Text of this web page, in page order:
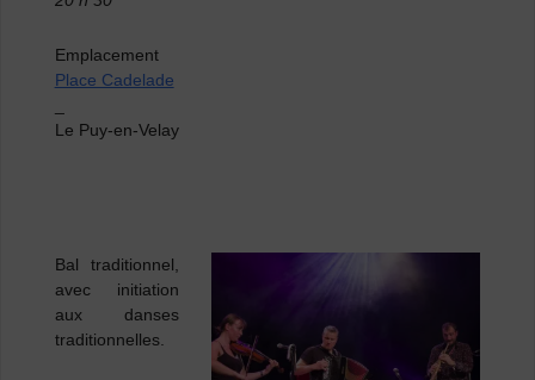
Emplacement
Place Cadelade
Le Puy-en-Velay
Bal traditionnel,
avec initiation
aux danses
traditionnelles.